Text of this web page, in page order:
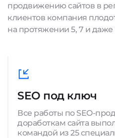
продвижению сайтов в
клиентов компания
на протяжении 5, 7 и даже
SEO под ключ
Все работы по SEO-
доработкам сайта
командой из 25